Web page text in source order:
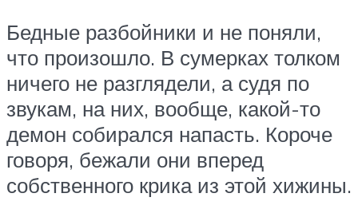
Бедные разбойники и не поняли,
что произошло. В сумерках толком
ничего не разглядели, а судя по
звукам, на них, вообще, какой-то
демон собирался напасть. Короче
говоря, бежали они вперед
собственного крика из этой хижины.